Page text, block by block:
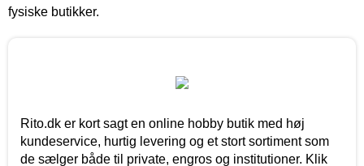
fysiske butikker.
Rito.dk er kort sagt en online hobby butik med høj
kundeservice, hurtig levering og et stort sortiment som
de sælger både til private, engros og institutioner. Klik